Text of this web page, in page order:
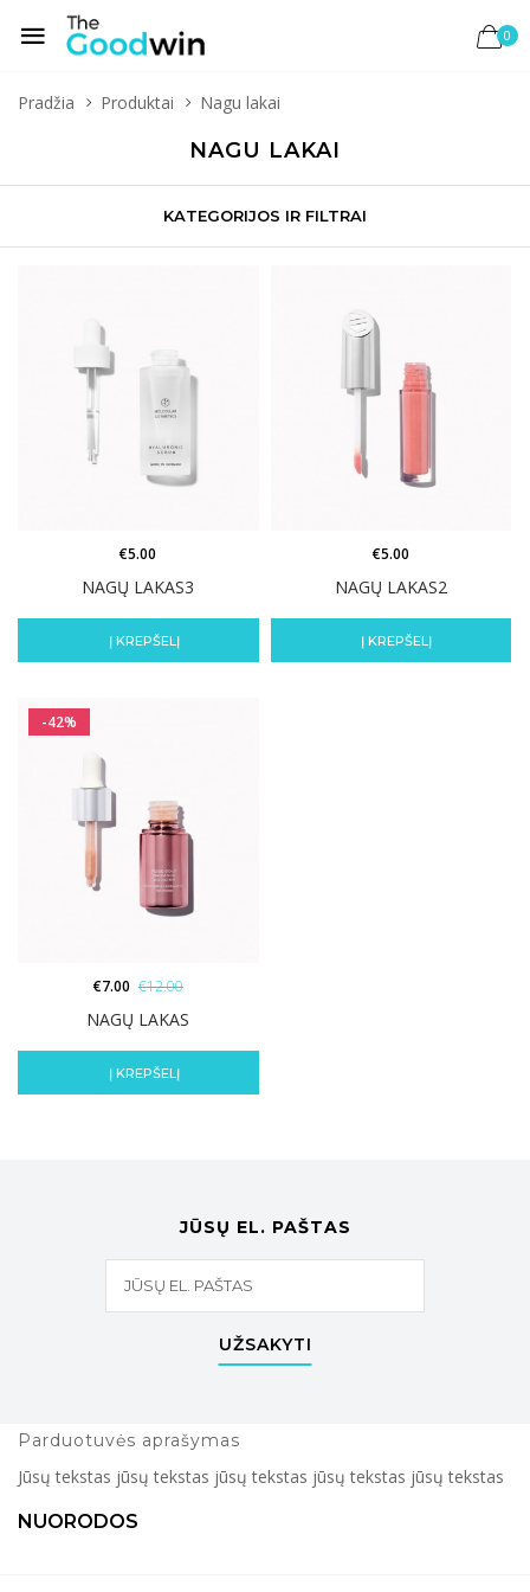
0
Pradžia Produktai Nagu lakai
NAGU LAKAI
KATEGORIJOS IR FILTRAI
NAGŲ LAKAS3
€5.00
Į KREPŠELĮ
NAGŲ LAKAS2
€5.00
Į KREPŠELĮ
-42%
NAGŲ LAKAS
€7.00 €12.00
Į KREPŠELĮ
JŪSŲ EL. PAŠTAS
UŽSAKYTI
Parduotuvės aprašymas
Jūsų tekstas jūsų tekstas jūsų tekstas jūsų tekstas jūsų tekstas
NUORODOS